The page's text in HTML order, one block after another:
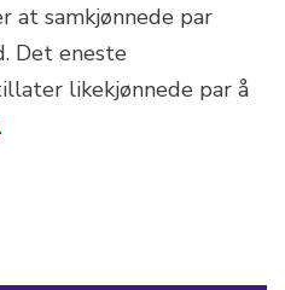
at samkjønnede par
Det eneste
likekjønnede par å
.